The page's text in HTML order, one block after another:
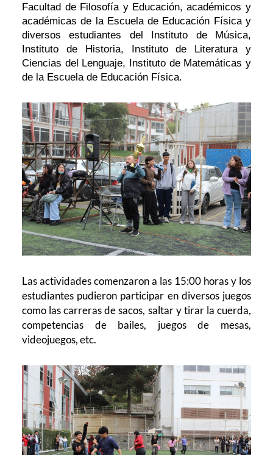
Facultad de Filosofía y Educación, académicos y
académicas de la Escuela de Educación Física y
diversos estudiantes del Instituto de Música,
Instituto de Historia, Instituto de Literatura y
Ciencias del Lenguaje, Instituto de Matemáticas y
de la Escuela de Educación Física.
Las actividades comenzaron a las 15:00 horas y los
estudiantes pudieron participar en diversos juegos
como las carreras de sacos, saltar y tirar la cuerda,
competencias de bailes, juegos de mesas,
videojuegos, etc.